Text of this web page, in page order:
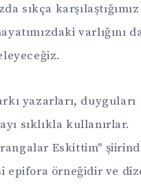
sıkça
varlığını
yazarları, duyguları
sıklıkla kullanırlar.
Eskittim"
epifora örneğidir ve